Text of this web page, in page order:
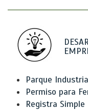
Parque
Permiso para
Registra Simple